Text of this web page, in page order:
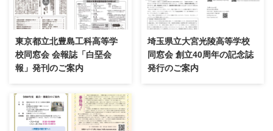
東京都立北豊島工科高等学
校同窓会 会報誌「白堊会
報」発刊のご案内
埼玉県立大宮光陵高等学校
同窓会 創立40周年の記念誌
発行のご案内